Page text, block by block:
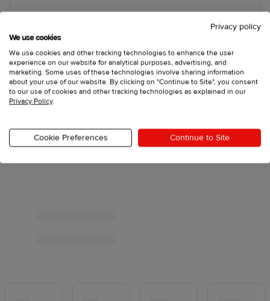
Privacy policy
We use cookies
We use cookies and other tracking technologies to enhance the user
experience on our website for analytical purposes, advertising, and
marketing. Some uses of these technologies involve sharing information
about your use of our website. By clicking on "Continue to Site", you consent
to our use of cookies and other tracking technologies as explained in our
Privacy Policy.
Cookie Preferences Continue to Site